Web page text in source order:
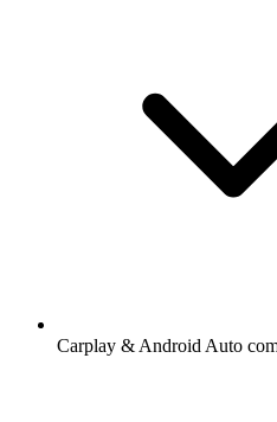
Carplay & Android Auto